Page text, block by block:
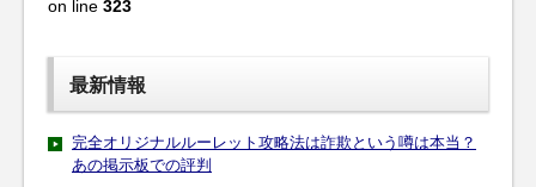
on line 323
最新情報
完全オリジナルルーレット攻略法は詐欺という噂は本当？
あの掲示板での評判